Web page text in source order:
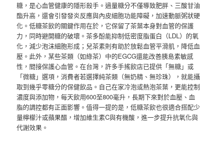
糖，是心血管健康的隱形殺手。過量糖分不僅導致肥胖、三酸甘油
酯升高，還會引發發炎反應與內皮細胞功能障礙，加速動脈粥狀硬
化。低糖茶飲的關鍵作用在於，它保留了茶葉本身對血管的保護
力，同時避開糖的破壞。茶多酚能抑制低密度脂蛋白（LDL）的氧
化，減少泡沫細胞形成；兒茶素則有助於放鬆血管平滑肌，降低血
壓。此外，某些茶類（如綠茶）中的EGCG還能改善胰島素敏感
性，間接保護心血管。在台灣，許多手搖飲店已提供「無糖」或
「微糖」選項，消費者若選擇純茶類（無奶精、無珍珠），就能攝
取到幾乎零糖分的保健飲品。自己在家冷泡或熱泡茶葉，更能控制
濃度與添加物，每天飲用600至800毫升，長期下來對於血壓、血
脂的調控都有正面影響。值得一提的是，低糖茶飲也很適合搭配少
量檸檬汁或蘋果醋，增加維生素C與有機酸，進一步提升抗氧化與
代謝效果。